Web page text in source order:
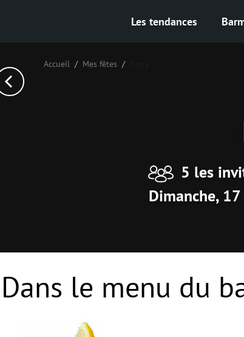
Les tendances
Accueil Mes fêtes
5 les
Dimanche,
Dans le menu du